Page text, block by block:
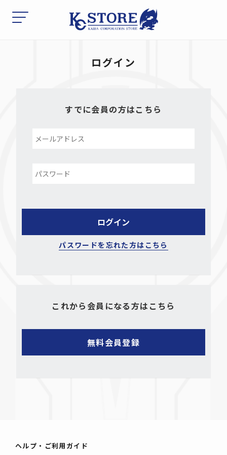
ログイン
すでに会員の方はこちら
パスワードを忘れた方はこちら
これから会員になる方はこちら
ヘルプ・ご利用ガイド